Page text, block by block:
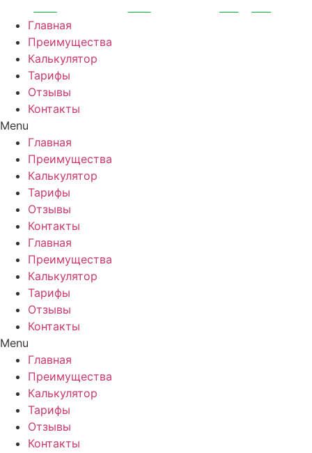
Перейти
содержимому
Главная
Преимущества
Калькулятор
Тарифы
Отзывы
Контакты
Menu
Главная
Преимущества
Калькулятор
Тарифы
Отзывы
Контакты
Главная
Преимущества
Калькулятор
Тарифы
Отзывы
Контакты
Menu
Главная
Преимущества
Калькулятор
Тарифы
Отзывы
Контакты